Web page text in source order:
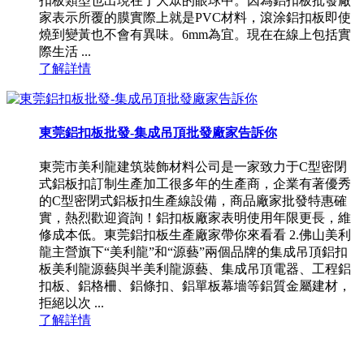
家表示所覆的膜實際上就是PVC材料，滾涂鋁扣板即使
燒到變黃也不會有異味。6mm為宜。現在在線上包括實
際生活 ...
了解詳情
東莞鋁扣板批發-集成吊頂批發廠家告訴你
東莞市美利龍建筑裝飾材料公司是一家致力于C型密閉
式鋁板扣訂制生產加工很多年的生產商，企業有著優秀
的C型密閉式鋁板扣生產線設備，商品廠家批發特惠確
實，熱烈歡迎資詢！鋁扣板廠家表明使用年限更長，維
修成本低。東莞鋁扣板生產廠家帶你來看看 2.佛山美利
龍主營旗下“美利龍”和“源藝”兩個品牌的集成吊頂鋁扣
板美利龍源藝與半美利龍源藝、集成吊頂電器、工程鋁
扣板、鋁格柵、鋁條扣、鋁單板幕墻等鋁質金屬建材，
拒絕以次 ...
了解詳情